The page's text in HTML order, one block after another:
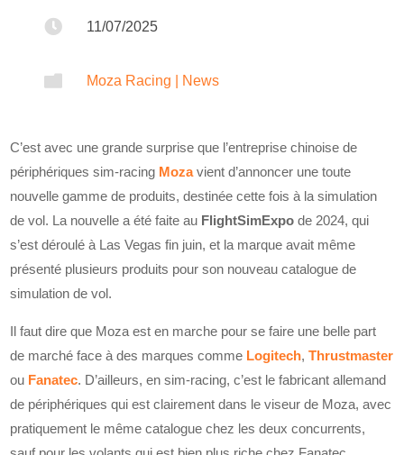
 11/07/2025
 Moza Racing News
C’est avec une grande surprise que l’entreprise chinoise de
périphériques sim-racing Mozavient d’annoncer une toute
nouvelle gamme de produits, destinée cette fois à la simulation
de vol. La nouvelle a été faite au FlightSimExpo de 2024, qui
s’est déroulé à Las Vegas fin juin, et la marque avait même
présenté plusieurs produits pour son nouveau catalogue de
simulation de vol.
Il faut dire que Moza est en marche pour se faire une belle part
de marché face à des marques comme Logitech,Thrustmaster
ou Fanatec. D’ailleurs, en sim-racing, c’est le fabricant allemand
de périphériques qui est clairement dans le viseur de Moza, avec
pratiquement le même catalogue chez les deux concurrents,